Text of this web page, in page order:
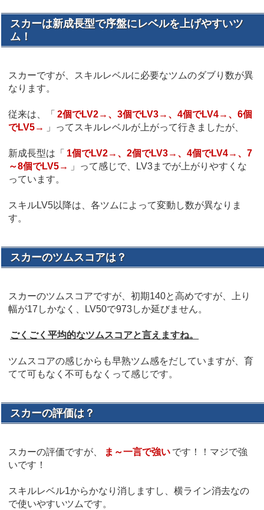
スカーは新成長型で序盤にレベルを上げやすいツ
ム！
スカーですが、スキルレベルに必要なツムのダブり数が異
なります。
従来は、「 2個でLV2→、3個でLV3→、4個でLV4→、6個
でLV5→
」ってスキルレベルが上がって行きましたが、
新成長型は「 1個でLV2→、2個でLV3→、4個でLV4→、7
～8個でLV5→
」って感じで、LV3までが上がりやすくな
っています。
スキルLV5以降は、各ツムによって変動し数が異なりま
す。
スカーのツムスコアは？
スカーのツムスコアですが、初期140と高めですが、上り
幅が17しかなく、LV50で973しか延びません。
ごくごく平均的なツムスコアと言えますね。
ツムスコアの感じからも早熟ツム感をだしていますが、育
てて可もなく不可もなくって感じです。
スカーの評価は？
スカーの評価ですが、 ま～一言で強い です！！マジで強
いです！
スキルレベル1からかなり消しますし、横ライン消去なの
で使いやすいツムです。